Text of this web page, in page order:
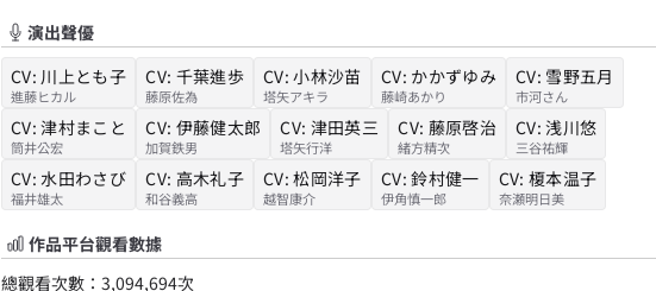
演出聲優
CV: 川上とも子
進藤ヒカル
CV: 千葉進歩
藤原佐為
CV: 小林沙苗
塔矢アキラ
CV: かかずゆみ
藤崎あかり
CV: 雪野五月
市河さん
CV: 津村まこと
筒井公宏
CV: 伊藤健太郎
加賀鉄男
CV: 津田英三
塔矢行洋
CV: 藤原啓治
緒方精次
CV: 浅川悠
三谷祐輝
CV: 水田わさび
福井雄太
CV: 高木礼子
和谷義高
CV: 松岡洋子
越智康介
CV: 鈴村健一
伊角慎一郎
CV: 榎本温子
奈瀬明日美
作品平台觀看數據
總觀看次數： 3,094,694次